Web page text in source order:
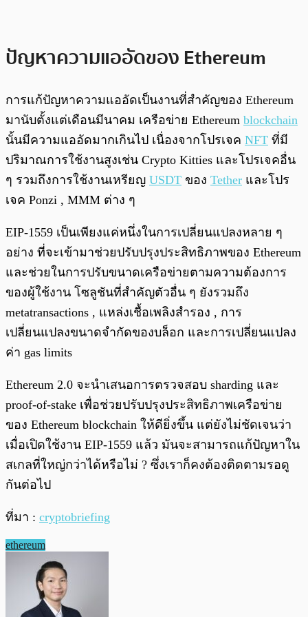
ปัญหาความแออัดของ Ethereum
การแก้ปัญหาความแออัดเป็นงานที่สำคัญของ Ethereum
มานับตั้งแต่เดือนมีนาคม เครือข่าย Ethereum blockchain
นั้นมีความแออัดมากเกินไป เนื่องจากโปรเจค NFT ที่มี
ปริมาณการใช้งานสูงเช่น Crypto Kitties และโปรเจคอื่น
ๆ รวมถึงการใช้งานเหรียญ USDT ของ Tether และโปร
เจค Ponzi , MMM ต่าง ๆ
EIP-1559 เป็นเพียงแค่หนึ่งในการเปลี่ยนแปลงหลาย ๆ
อย่าง ที่จะเข้ามาช่วยปรับปรุงประสิทธิภาพของ Ethereum
และช่วยในการปรับขนาดเครือข่ายตามความต้องการ
ของผู้ใช้งาน โซลูชันที่สำคัญตัวอื่น ๆ ยังรวมถึง
metatransactions , แหล่งเชื้อเพลิงสำรอง , การ
เปลี่ยนแปลงขนาดจำกัดของบล็อก และการเปลี่ยนแปลง
ค่า gas limits
Ethereum 2.0 จะนำเสนอการตรวจสอบ sharding และ
proof-of-stake เพื่อช่วยปรับปรุงประสิทธิภาพเครือข่าย
ของ Ethereum blockchain ให้ดียิ่งขึ้น แต่ยังไม่ชัดเจนว่า
เมื่อเปิดใช้งาน EIP-1559 แล้ว มันจะสามารถแก้ปัญหาใน
สเกลที่ใหญ่กว่าได้หรือไม่ ? ซึ่งเราก็คงต้องติดตามรอดู
กันต่อไป
ที่มา : cryptobriefing
ethereum